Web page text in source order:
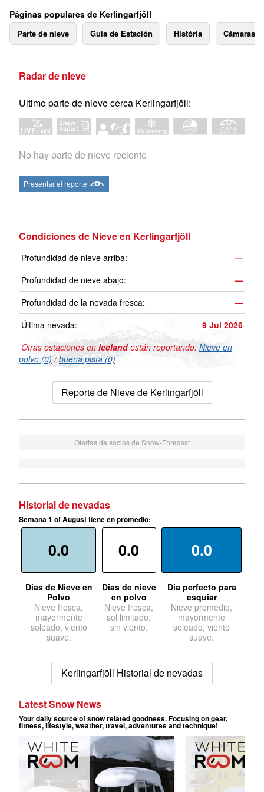
Páginas populares de Kerlingarfjöll
Parte de nieve Guía de Estación História Cámaras
Radar de nieve
Ultimo parte de nieve cerca Kerlingarfjöll:
No hay parte de nieve reciente
Presentar el reporte
Condiciones de Nieve en Kerlingarfjöll
Profundidad de nieve arriba:
—
Profundidad de nieve abajo:
—
Profundidad de la nevada fresca:
—
Última nevada:
9 Jul 2026
Otras estaciones enIcelandestán reportando: Nieve en
polvo (0) /buena pista (0)
Reporte de Nieve de Kerlingarfjöll
Ofertas de socios de Snow-Forecast
Historial de nevadas
Semana 1 of August tiene en promedio:
0.0
Dias de Nieve en
Polvo
Nieve fresca,
mayormente
soleado, viento
suave.
0.0
Dias de nieve
en polvo
Nieve fresca,
sol limitado,
sin viento.
0.0
Dia perfecto para
esquiar
Nieve promedio,
mayormente
soleado, viento
suave.
Kerlingarfjöll Historial de nevadas